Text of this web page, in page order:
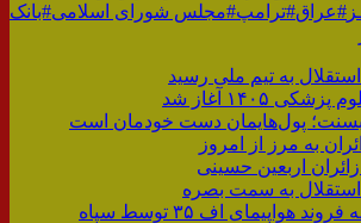
#عراق#ترامپ#مجلس شورای اسلامی#بانک
به تیم ملی رسید
۱۴۰۵ آغاز شد
پول‌هایمان دست خودمان است
به مرز ‌از امروز
اربعین حسینی
به سمت بصره
هواپیمای اف ۳۵ توسط سپاه